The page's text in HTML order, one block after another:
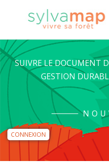
SUIVRE LE DOCUMENT
GESTION
CONNEXION